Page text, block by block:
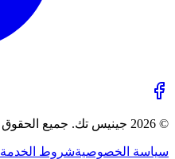
© 2026 جينيس تك. جميع الحقوق محفوظة.
سياسة الخصوصيةشروط الخدمة